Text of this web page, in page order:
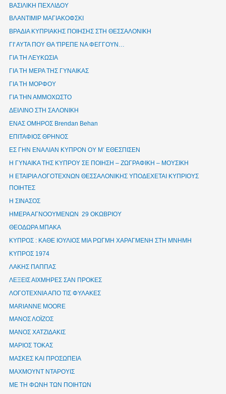
ΒΑΣΙΛΙΚΗ ΠΕΧΛΙΔΟΥ
ΒΛΑΝΤΙΜΙΡ ΜΑΓΙΑΚΟΦΣΚΙ
ΒΡΑΔΙΑ ΚΥΠΡΙΑΚΗΣ ΠΟΙΗΣΗΣ ΣΤΗ ΘΕΣΣΑΛΟΝΙΚΗ
ΓΙ' ΑΥΤΑ ΠΟΥ ΘΑ 'ΠΡΕΠΕ ΝΑ ΦΕΓΓΟΥΝ…
ΓΙΑ ΤΗ ΛΕΥΚΩΣΙΑ
ΓΙΑ ΤΗ ΜΕΡΑ ΤΗΣ ΓΥΝΑΙΚΑΣ
ΓΙΑ ΤΗ ΜΟΡΦΟΥ
ΓΙΑ ΤΗΝ ΑΜΜΟΧΩΣΤΟ
ΔΕΙΛΙΝΟ ΣΤΗ ΣΑΛΟΝΙΚΗ
ΕΝΑΣ ΟΜΗΡΟΣ Brendan Behan
ΕΠΙΤΑΦΙΟΣ ΘΡΗΝΟΣ
ΕΣ ΓΗΝ ΕΝΑΛΙΑΝ ΚΥΠΡΟΝ ΟΥ Μ’ ΕΘΕΣΠΙΣΕΝ
Η ΓΥΝΑΙΚΑ ΤΗΣ ΚΥΠΡΟΥ ΣΕ ΠΟΙΗΣΗ – ΖΩΓΡΑΦΙΚΗ – ΜΟΥΣΙΚΗ
Η ΕΤΑΙΡΙΑ ΛΟΓΟΤΕΧΝΩΝ ΘΕΣΣΑΛΟΝΙΚΗΣ ΥΠΟΔΕΧΕΤΑΙ ΚΥΠΡΙΟΥΣ
ΠΟΙΗΤΕΣ
Η ΣΙΝΑΣΟΣ
ΗΜΕΡΑ ΑΓΝΟΟΥΜΕΝΩΝ 29 ΟΚΩΒΡΙΟΥ
ΘΕΟΔΩΡΑ ΜΠΑΚΑ
ΚΥΠΡΟΣ : ΚΑΘΕ ΙΟΥΛΙΟΣ ΜΙΑ ΡΩΓΜΗ ΧΑΡΑΓΜΕΝΗ ΣΤΗ ΜΝΗΜΗ
ΚΥΠΡΟΣ 1974
ΛΑΚΗΣ ΠΑΠΠΑΣ
ΛΕΞΕΙΣ ΑΙΧΜΗΡΕΣ ΣΑΝ ΠΡΟΚΕΣ
ΛΟΓΟΤΕΧΝΙΑ ΑΠΟ ΤΙΣ ΦΥΛΑΚΕΣ
ΜΑRIANNE MOORE
ΜΑΝΟΣ ΛΟΪΖΟΣ
ΜΑΝΟΣ ΧΑΤΖΙΔΑΚΙΣ
ΜΑΡΙΟΣ ΤΟΚΑΣ
ΜΑΣΚΕΣ ΚΑΙ ΠΡΟΣΩΠΕΙΑ
ΜΑΧΜΟΥΝΤ ΝΤΑΡΟΥΙΣ
ΜΕ ΤΗ ΦΩΝΗ ΤΩΝ ΠΟΙΗΤΩΝ